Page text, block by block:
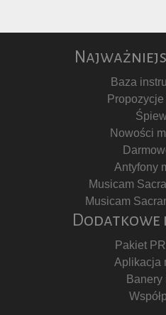
Baza
Nowości
Antyfony
Musicam
Musicam
Dodatkowe
Pakiet
Aplikacja
Banery